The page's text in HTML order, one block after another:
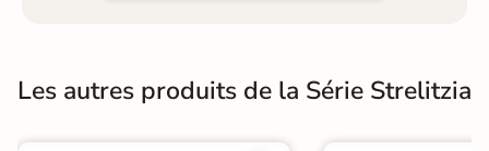
Les autres produits de la Série Strelitzia